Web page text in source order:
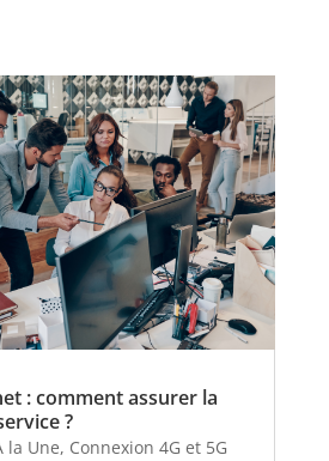
: comment assurer la
?
la Une, Connexion 4G et 5G